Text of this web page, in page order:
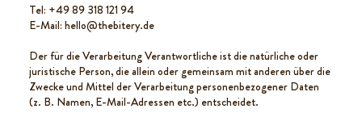
Tel: +49 89 318 121 94
E-Mail: hello@thebitery.de
Der für die Verarbeitung Verantwortliche ist die natürliche oder
juristische Person, die allein oder gemeinsam mit anderen über die
Zwecke und Mittel der Verarbeitung personenbezogener Daten
(z. B. Namen, E-Mail-Adressen etc.) entscheidet.